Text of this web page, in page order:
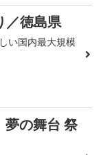
／徳島県
い国内最大規模
の舞台 祭